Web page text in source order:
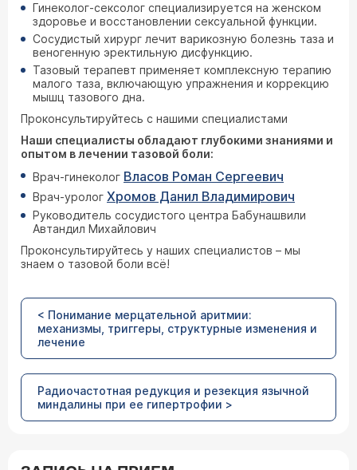
Гинеколог-сексолог специализируется на женском
здоровье и восстановлении сексуальной функции.
Сосудистый хирург лечит варикозную болезнь таза и
веногенную эректильную дисфункцию.
Тазовый терапевт применяет комплексную терапию
малого таза, включающую упражнения и коррекцию
мышц тазового дна.
Проконсультируйтесь с нашими специалистами
Наши специалисты обладают глубокими знаниями и
опытом в лечении тазовой боли:
Врач-гинеколог Власов Роман Сергеевич
Врач-уролог Хромов Данил Владимирович
Руководитель сосудистого центра Бабунашвили
Автандил Михайлович
Проконсультируйтесь у наших специалистов – мы
знаем о тазовой боли всё!
< Понимание мерцательной аритмии:
механизмы, триггеры, структурные изменения и
лечение
Радиочастотная редукция и резекция язычной
миндалины при ее гипертрофии >